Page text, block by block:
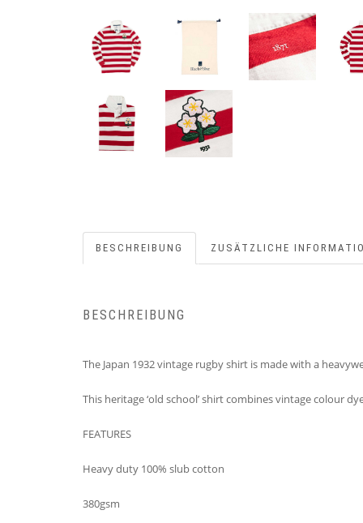
BESCHREIBUNG ZUSÄTZLICHE
BESCHREIBUNG
The Japan 1932 vintage rugby shirt is made with a
This heritage ‘old school’ shirt combines vintage colour
FEATURES
Heavy duty 100% slub cotton
380gsm